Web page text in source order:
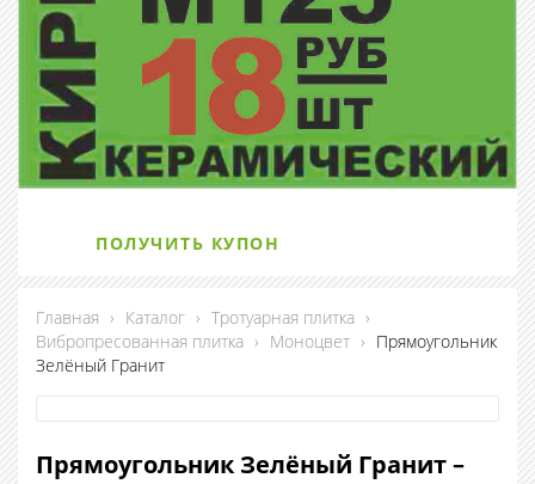
ПОЛУЧИТЬ КУПОН
Главная › Каталог › Тротуарная плитка ›
Вибропресованная плитка › Моноцвет › Прямоугольник
Зелёный Гранит
Прямоугольник Зелёный Гранит –